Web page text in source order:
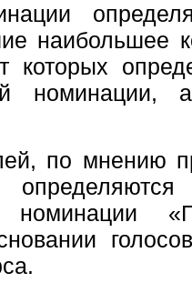
наибольшее
которых
номинации,
по мнению
номинации